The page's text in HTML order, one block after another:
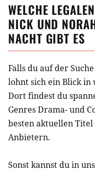
WELCHE
NICK UND
NACHT GIBT ES
Falls du auf der
lohnt sich ein Blick in
Dort findest du
Genres Drama- und
besten aktuellen
Anbietern.
Sonst kannst du in